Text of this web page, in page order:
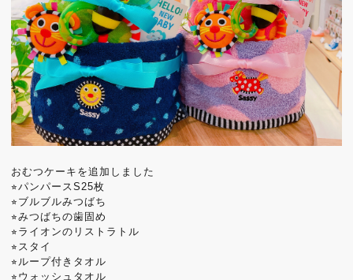
おむつケーキを追加しました
⭐︎パンパースS25枚
⭐︎ブルブルみつばち
⭐︎みつばちの歯固め
⭐︎ライオンのリストラトル
⭐︎スタイ
⭐︎ループ付きタオル
⭐︎ウォッシュタオル